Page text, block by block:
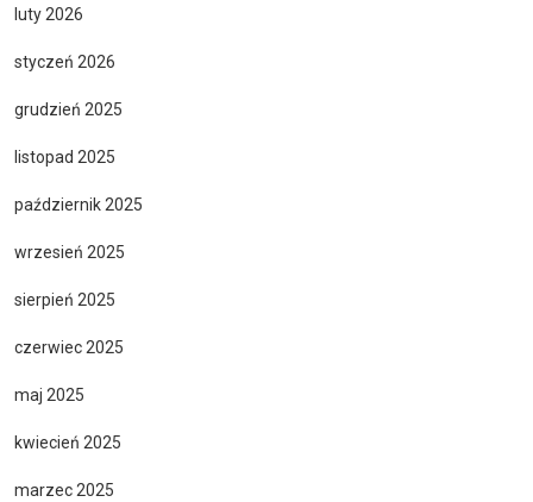
luty 2026
styczeń 2026
grudzień 2025
listopad 2025
październik 2025
wrzesień 2025
sierpień 2025
czerwiec 2025
maj 2025
kwiecień 2025
marzec 2025